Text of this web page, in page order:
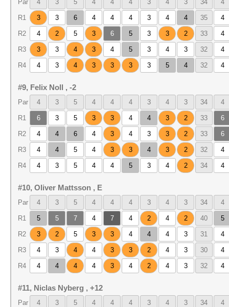
Par 4 3 5 4 4 4 3 4 3 34 4
R1 3 3 6 4 4 4 3 4 4 35 4
R2 4 2 5 3 6 5 3 3 2 33 4
R3 3 3 4 3 4 5 3 4 3 32 4
R4 4 3 4 3 3 3 3 5 4 32 4
#9, Felix Noll , -2
Par 4 3 5 4 4 4 3 4 3 34 4
R1 6 3 5 3 3 4 4 3 2 33 6
R2 4 4 6 4 3 4 3 3 2 33 6
R3 4 4 5 4 3 3 4 3 2 32 4
R4 4 3 5 4 4 5 3 4 2 34 4
#10, Oliver Mattsson , E
Par 4 3 5 4 4 4 3 4 3 34 4
R1 5 5 7 4 7 4 2 4 2 40 5
R2 3 2 5 3 3 4 4 4 3 31 4
R3 4 3 4 4 3 3 2 4 3 30 4
R4 4 4 4 4 3 4 2 4 3 32 4
#11, Niclas Nyberg , +12
Par 4 3 5 4 4 4 3 4 3 34 4